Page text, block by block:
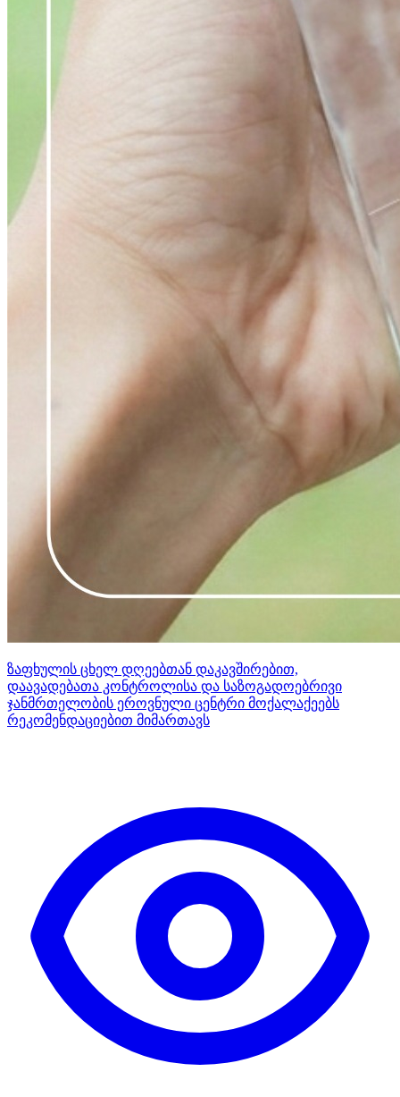
ზაფხულის ცხელ დღეებთან დაკავშირებით,
დაავადებათა კონტროლისა და საზოგადოებრივი
ჯანმრთელობის ეროვნული ცენტრი მოქალაქეებს
რეკომენდაციებით მიმართავს